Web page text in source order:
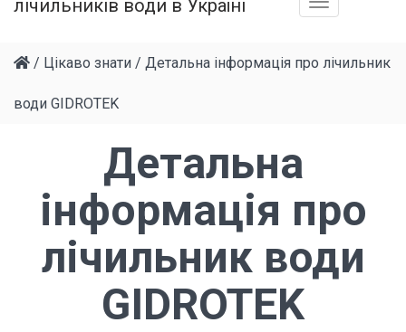
лічильників води в Україні
Ìåíþ
/ Цікаво знати / Детальна інформація про лічильник
води GIDROTEK
Детальна
інформація про
лічильник води
GIDROTEK